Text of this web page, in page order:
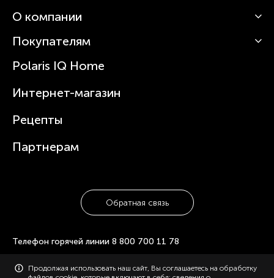
Кофемашины
Вертикальные пылесосы
Зубные щетки и ирригаторы
Увлажнители
Посуда
О компании
О Polaris
Статьи
Покупателям
Сервисные центры
Где купить
Polaris IQ Home
Интернет-магазин
Рецепты
Партнерам
Обратная связь
Телефон горячей линии 8 800 700 11 78
© 2006-2026 «Polaris». Все права защищены. Использование
Продолжая использовать наш сайт, Вы соглашаетесь на обработку